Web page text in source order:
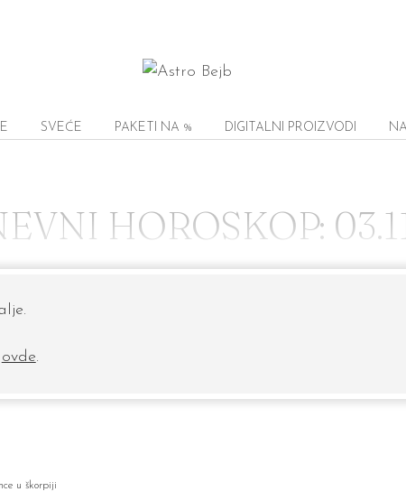
SVEĆE PAKETI NA % DIGITALNI PROIZVODI
HOROSKOP:
ovde.
u škorpiji